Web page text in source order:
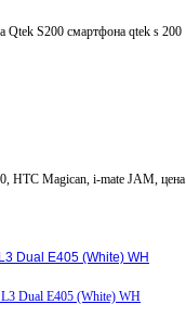
Qtek S200 смартфона qtek s 200
HTC Magican, i-mate JAM, цена
Dual E405 (White) WH